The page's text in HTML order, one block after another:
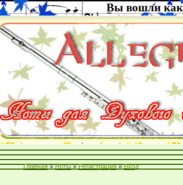
Вы вошли как
Главная » Ноты » Регистрация » Вход